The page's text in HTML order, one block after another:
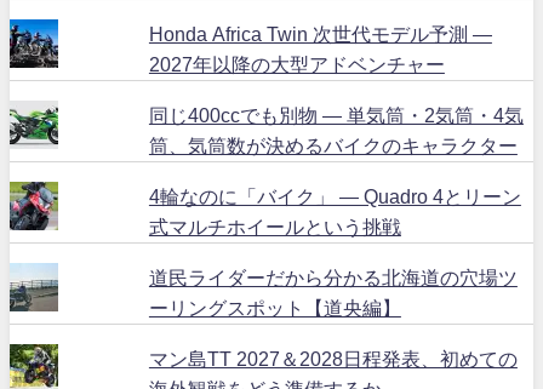
Honda Africa Twin 次世代モデル予測 ―
2027年以降の大型アドベンチャー
同じ400ccでも別物 ― 単気筒・2気筒・4気
筒、気筒数が決めるバイクのキャラクター
4輪なのに「バイク」 ― Quadro 4とリーン
式マルチホイールという挑戦
道民ライダーだから分かる北海道の穴場ツ
ーリングスポット【道央編】
マン島TT 2027＆2028日程発表、初めての